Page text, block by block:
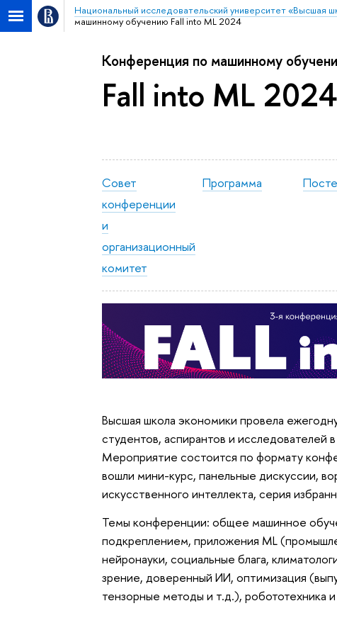
Национальный исследовательский университет «Высшая
машинному обучению Fall into ML 2024
Конференция по машинному
Fall into ML 2024
Совет
конференции
и
организационный
комитет
Программа
Высшая школа экономики провела
студентов, аспирантов и исследователей
Мероприятие состоится по формату
вошли мини-курс, панельные дискуссии,
искусственного интеллекта, серия
Темы конференции: общее машинное
подкреплением, приложения ML
нейронауки, социальные блага,
зрение, доверенный ИИ, оптимизация
тензорные методы и т.д.), робототехника